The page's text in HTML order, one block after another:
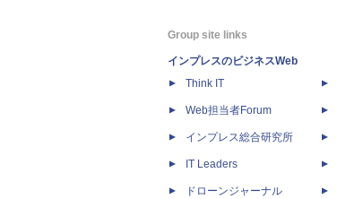
Group site links
インプレスのビジネスWeb
Think IT
Web担当者Forum
インプレス総合研究所
IT Leaders
ドローンジャーナル